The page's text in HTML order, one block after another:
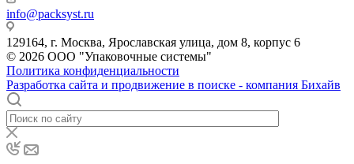
info@packsyst.ru
129164, г. Москва, Ярославская улица, дом 8, корпус 6
© 2026 ООО "Упаковочные системы"
Политика конфиденциальности
Разработка сайта и продвижение в поиске - компания Бихайв